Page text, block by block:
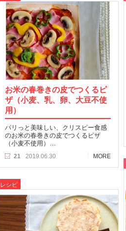
お米の春巻きの皮でつくるピ
ザ（小麦、乳、卵、大豆不使
用）
パリっと美味しい、クリスピー食感
のお米の春巻きの皮でつくるピザ
（小麦不使用）…
21 2019.06.30 MORE
レシピ